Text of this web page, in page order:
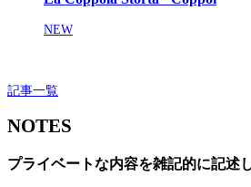
NEW
記事一覧
NOTES
プライベートな内容を雑記的に記述